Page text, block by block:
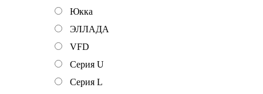
Юкка
ЭЛЛАДА
VFD
Серия U
Серия L